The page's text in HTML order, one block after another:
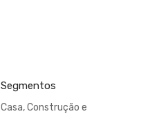
Segmentos
Casa, Construção e